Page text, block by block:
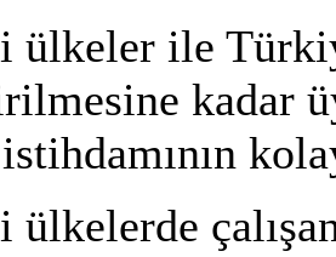
ülkeler ile
kadar
ülkelerde